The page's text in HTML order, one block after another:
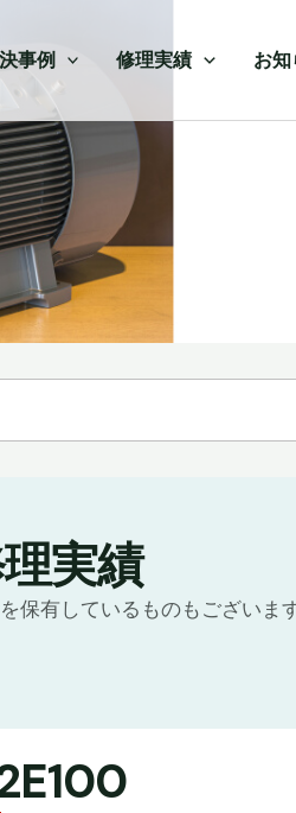
事例 修理実績 お
実績
保有しているものもございま